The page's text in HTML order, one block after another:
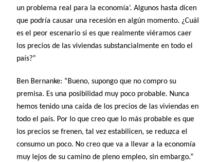
un problema real para la economía’. Algunos hasta dicen
que podría causar una recesión en algún momento. ¿Cuál
es el peor escenario si es que realmente viéramos caer
los precios de las viviendas substancialmente en todo el
país?”
Ben Bernanke: “Bueno, supongo que no compro su
premisa. Es una posibilidad muy poco probable. Nunca
hemos tenido una caída de los precios de las viviendas en
todo el país. Por lo que creo que lo más probable es que
los precios se frenen, tal vez estabilicen, se reduzca el
consumo un poco. No creo que va a llevar a la economía
muy lejos de su camino de pleno empleo, sin embargo.”